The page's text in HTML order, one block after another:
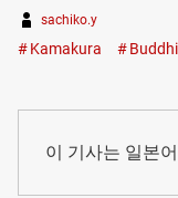
sachiko.y
Kamakura
이 기사는 일본